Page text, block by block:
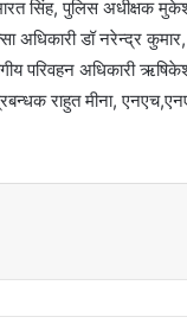
सिंह, पुलिस अधीक्षक
अधिकारी डॉ नरेन्द्र
परिवहन अधिकारी
राहुत मीना,